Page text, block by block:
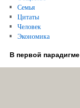
Семья
Цитаты
Человек
Экономика
В первой парадигме